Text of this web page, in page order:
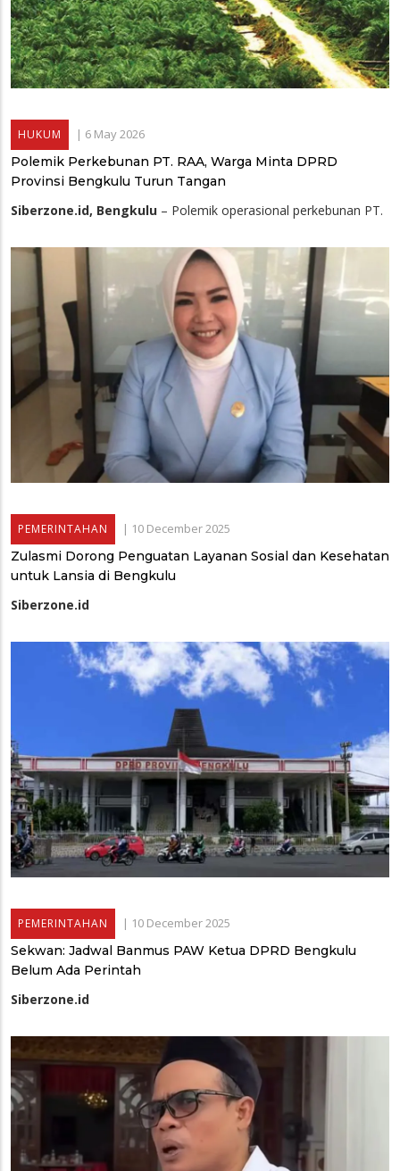
HUKUM | 6 May 2026
Polemik Perkebunan PT. RAA, Warga Minta DPRD
Provinsi Bengkulu Turun Tangan
Siberzone.id, Bengkulu – Polemik operasional perkebunan PT.
PEMERINTAHAN | 10 December 2025
Zulasmi Dorong Penguatan Layanan Sosial dan Kesehatan
untuk Lansia di Bengkulu
Siberzone.id
PEMERINTAHAN | 10 December 2025
Sekwan: Jadwal Banmus PAW Ketua DPRD Bengkulu
Belum Ada Perintah
Siberzone.id